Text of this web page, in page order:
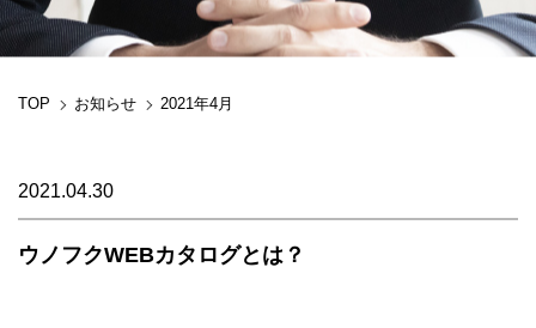
TOP お知らせ 2021年4月
2021.04.30
ウノフクWEBカタログとは？